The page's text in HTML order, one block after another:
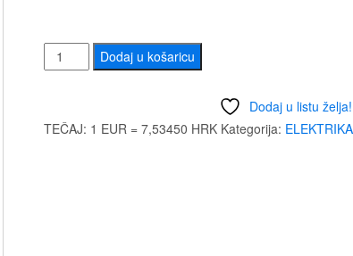
IBANEZ
GRX70QA
količina
Dodaj u košaricu
Dodaj u listu želja!
TEČAJ: 1 EUR = 7,53450 HRK Kategorija: ELEKTRIKA